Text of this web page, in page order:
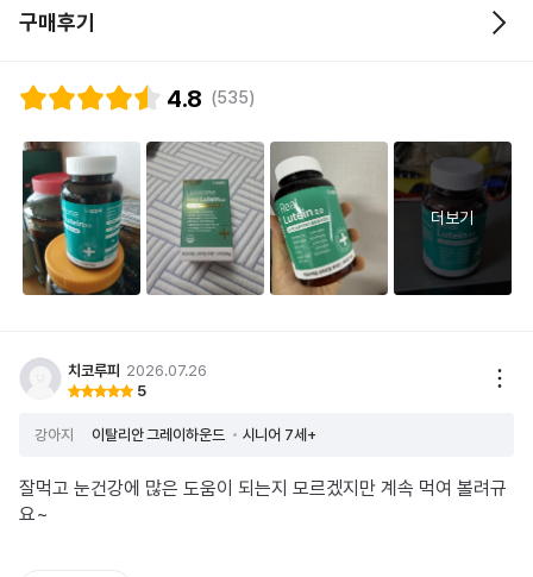
구매후기
4.8 (535)
더보기
치코루피 2026.07.26
5
강아지 이탈리안 그레이하운드 시니어 7세+
잘먹고 눈건강에 많은 도움이 되는지 모르겠지만 계속 먹여 볼려규
요~